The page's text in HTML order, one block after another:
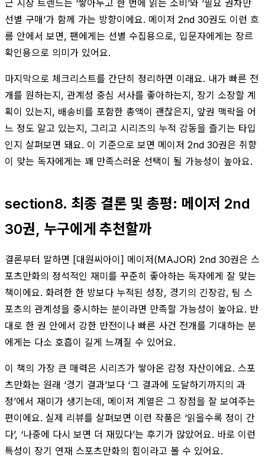
근 시장 트렌드는 ‘쌓아두고 한 번에 읽는 소비’와 ‘필요 권차만
선별 구매’가 함께 가는 방향이에요. 메이저 2nd 30권도 이런 흐
름 안에서 보면, 팬에게는 선별 수집용으로, 입문자에게는 장르
확인용으로 의미가 있어요.
마지막으로 체크리스트를 간단히 정리하면 이래요. 내가 빠른 전
개를 원하는지, 관계성 중심 서사를 좋아하는지, 장기 소장할 계
획이 있는지, 배송비를 포함한 총액이 괜찮은지, 앞권 맥락을 어
느 정도 알고 있는지, 그리고 시리즈의 누적 감동을 즐기는 타입
인지 살펴보면 돼요. 이 기준으로 보면 메이저 2nd 30권은 취향
이 맞는 독자에게는 꽤 만족스러운 선택이 될 가능성이 높아요.
section8. 최종 결론 및 총평: 메이저 2nd
30권, 누구에게 추천할까
결론부터 말하면 [대원씨아이] 메이저(MAJOR) 2nd 30권은 스
포츠만화의 정석적인 재미를 꾸준히 좋아하는 독자에게 잘 맞는
책이에요. 화려한 한 방보다 누적된 성장, 경기의 긴장감, 팀 스
포츠의 관계성을 중시하는 분이라면 만족할 가능성이 높아요. 반
대로 한 권 안에서 강한 반전이나 빠른 사건 전개를 기대하는 분
에게는 다소 호흡이 길게 느껴질 수 있어요.
이 책의 가장 큰 매력은 시리즈가 쌓아온 감정 자산이에요. 스포
츠만화는 원래 ‘경기 결과’보다 ‘그 결과에 도달하기까지의 과
정’에서 재미가 생기는데, 메이저 계열은 그 장점을 잘 보여주는
편이에요. 실제 리뷰를 살펴보면 이런 작품은 ‘읽을수록 정이 간
다’, ‘나중에 다시 보면 더 재밌다’는 후기가 많았어요. 바로 이런
특성이 장기 연재 스포츠만화의 힘이라고 볼 수 있어요.